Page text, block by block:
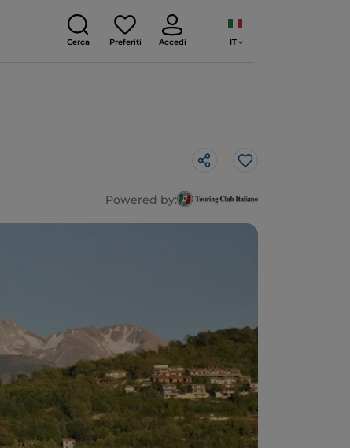
Cerca Preferiti Accedi IT
Like
Powered by: